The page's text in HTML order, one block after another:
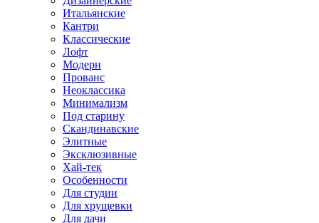
Итальянские
Кантри
Классические
Лофт
Модерн
Прованс
Неоклассика
Минимализм
Под старину
Скандинавские
Элитные
Эксклюзивные
Хай-тек
Особенности
Для студии
Для хрущевки
Для дачи